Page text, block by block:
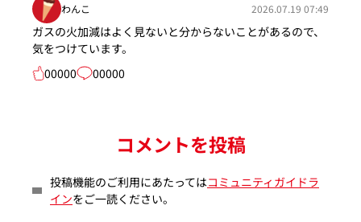
わんこ 2026.07.19 07:49
ガスの火加減はよく見ないと分からないことがあるので、
気をつけています。
00000
00000
コメントを投稿
投稿機能のご利用にあたってはコミュニティガイドラ
インをご一読ください。